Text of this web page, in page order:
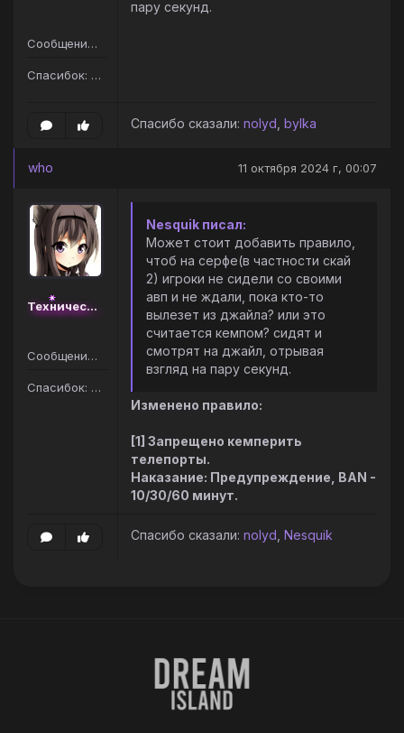
Сообщений: 105
Спасибок: 145
пару секунд.
Спасибо сказали: nolyd bylka
who 11 октября 2024 г, 00:07
Технический администратор
Сообщений: 163
Спасибок: 206
Nesquik писал:
Может стоит добавить правило,
чтоб на серфе(в частности скай
2) игроки не сидели со своими
авп и не ждали, пока кто-то
вылезет из джайла? или это
считается кемпом? сидят и
смотрят на джайл, отрывая
взгляд на пару секунд.
Изменено правило:
[1] Запрещено кемперить
телепорты.
Наказание: Предупреждение, BAN -
10/30/60 минут.
Спасибо сказали: nolyd Nesquik